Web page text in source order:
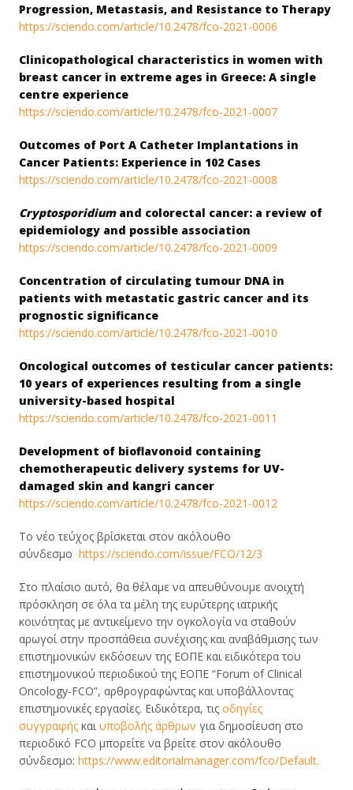
Progression, Metastasis, and Resistance to Therapy
https://sciendo.com/article/10.2478/fco-2021-0006
Clinicopathological characteristics in women with
breast cancer in extreme ages in Greece: A single
centre experience
https://sciendo.com/article/10.2478/fco-2021-0007
Outcomes of Port A Catheter Implantations in
Cancer Patients: Experience in 102 Cases
https://sciendo.com/article/10.2478/fco-2021-0008
Cryptosporidiumand colorectal cancer: a review of
epidemiology and possible association
https://sciendo.com/article/10.2478/fco-2021-0009
Concentration of circulating tumour DNA in
patients with metastatic gastric cancer and its
prognostic significance
https://sciendo.com/article/10.2478/fco-2021-0010
Oncological outcomes of testicular cancer patients:
10 years of experiences resulting from a single
university-based hospital
https://sciendo.com/article/10.2478/fco-2021-0011
Development of bioflavonoid containing
chemotherapeutic delivery systems for UV-
damaged skin and kangri cancer
https://sciendo.com/article/10.2478/fco-2021-0012
Το νέο τεύχος βρίσκεται στον ακόλουθο
σύνδεσμο https://sciendo.com/issue/FCO/12/3
Στο πλαίσιο αυτό, θα θέλαμε να απευθύνουμε ανοιχτή
πρόσκληση σε όλα τα μέλη της ευρύτερης ιατρικής
κοινότητας με αντικείμενο την ογκολογία να σταθούν
αρωγοί στην προσπάθεια συνέχισης και αναβάθμισης των
επιστημονικών εκδόσεων της ΕΟΠΕ και ειδικότερα του
επιστημονικού περιοδικού της ΕΟΠΕ “Forum of Clinical
Oncology-FCO”, αρθρογραφώντας και υποβάλλοντας
επιστημονικές εργασίες. Ειδικότερα, τις οδηγίες
συγγραφής καιυποβολής άρθρων για δημοσίευση στο
περιοδικό FCO μπορείτε να βρείτε στον ακόλουθο
σύνδεσμο: https://www.editorialmanager.com/fco/Default.